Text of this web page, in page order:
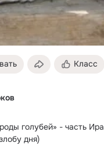
Класс
голубей» - часть
дня)